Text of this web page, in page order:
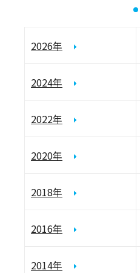
2026年
2024年
2022年
2020年
2018年
2016年
2014年